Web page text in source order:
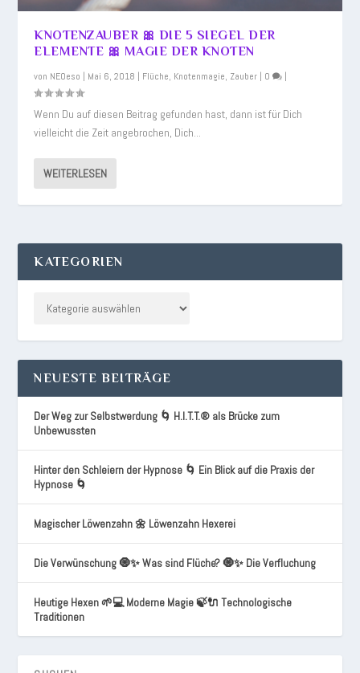
KNOTENZAUBER 🎀 DIE 5 SIEGEL DER
ELEMENTE 🎀 MAGIE DER KNOTEN
von NEOeso | Mai 6, 2018 | Flüche, Knotenmagie, Zauber | 0 |
Wenn Du auf diesen Beitrag gefunden hast, dann ist für Dich
vielleicht die Zeit angebrochen, Dich...
WEITERLESEN
KATEGORIEN
NEUESTE BEITRÄGE
Der Weg zur Selbstwerdung 🌀 H.I.T.T.® als Brücke zum
Unbewussten
Hinter den Schleiern der Hypnose 🌀 Ein Blick auf die Praxis der
Hypnose 🌀
Magischer Löwenzahn 🌼 Löwenzahn Hexerei
Die Verwünschung 🧿✨ Was sind Flüche? 🧿✨ Die Verfluchung
Heutige Hexen 🌱💻 Moderne Magie 🍃🔌 Technologische
Traditionen